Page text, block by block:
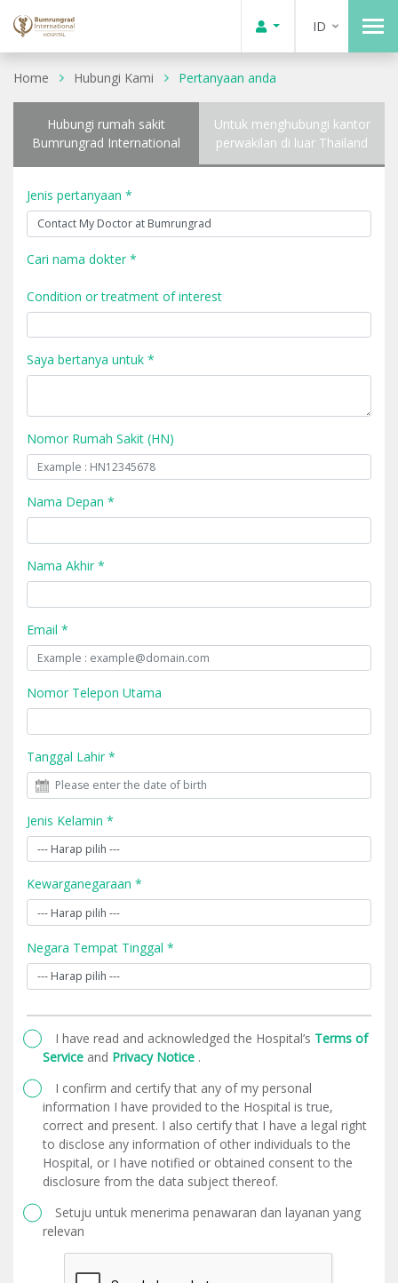
ID
Home Hubungi Kami Pertanyaan anda
Hubungi rumah sakit
Bumrungrad International
Untuk menghubungi kantor
perwakilan di luar Thailand
Jenis pertanyaan *
Cari nama dokter *
Condition or treatment of interest
Saya bertanya untuk *
Nomor Rumah Sakit (HN)
Nama Depan *
Nama Akhir *
Email *
Nomor Telepon Utama
Tanggal Lahir *
Jenis Kelamin *
Kewarganegaraan *
Negara Tempat Tinggal *
I have read and acknowledged the Hospital’s Terms of
Service and Privacy Notice .
I confirm and certify that any of my personal
information I have provided to the Hospital is true,
correct and present. I also certify that I have a legal right
to disclose any information of other individuals to the
Hospital, or I have notified or obtained consent to the
disclosure from the data subject thereof.
Setuju untuk menerima penawaran dan layanan yang
relevan